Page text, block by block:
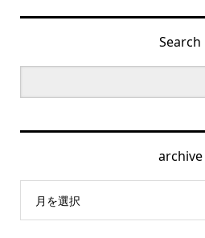
Search
archive
月を選択